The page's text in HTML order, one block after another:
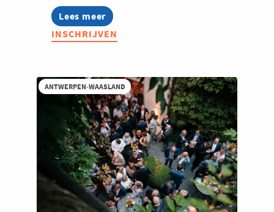
Lees meer
about
International
Business
INSCHRIJVEN
ANTWERPEN-WAASLAND